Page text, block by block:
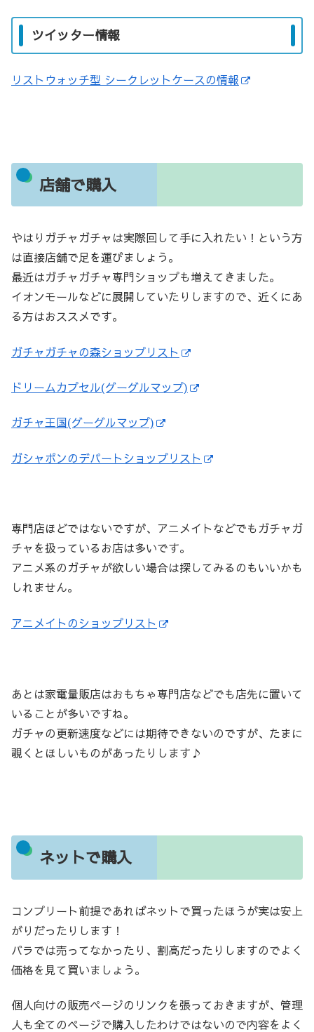
ツイッター情報
リストウォッチ型 シークレットケースの情報
店舗で購入
やはりガチャガチャは実際回して手に入れたい！という方
は直接店舗で足を運びましょう。
最近はガチャガチャ専門ショップも増えてきました。
イオンモールなどに展開していたりしますので、近くにあ
る方はおススメです。
ガチャガチャの森ショップリスト
ドリームカプセル(グーグルマップ)
ガチャ王国(グーグルマップ)
ガシャポンのデパートショップリスト
専門店ほどではないですが、アニメイトなどでもガチャガ
チャを扱っているお店は多いです。
アニメ系のガチャが欲しい場合は探してみるのもいいかも
しれません。
アニメイトのショップリスト
あとは家電量販店はおもちゃ専門店などでも店先に置いて
いることが多いですね。
ガチャの更新速度などには期待できないのですが、たまに
覗くとほしいものがあったりします♪
ネットで購入
コンプリート前提であればネットで買ったほうが実は安上
がりだったりします！
バラでは売ってなかったり、割高だったりしますのでよく
価格を見て買いましょう。
個人向けの販売ページのリンクを張っておきますが、管理
人も全てのページで購入したわけではないので内容をよく